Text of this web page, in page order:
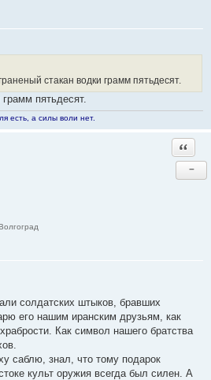
стакан водки грамм пятьдесят.
пятьдесят.
есть, а силы воли нет.
−
солдатских штыков, бравших
его нашим иранским друзьям, как
Как символ нашего братства
саблю, знал, что тому подарок
культ оружия всегда был силен. А